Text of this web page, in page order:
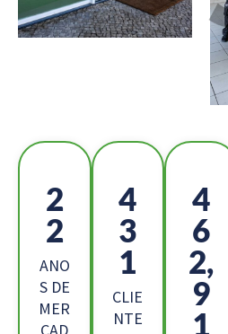
2
5
ANO
S DE
MER
CAD
4
7
9
CLIE
NTE
5
1
5,
2
8